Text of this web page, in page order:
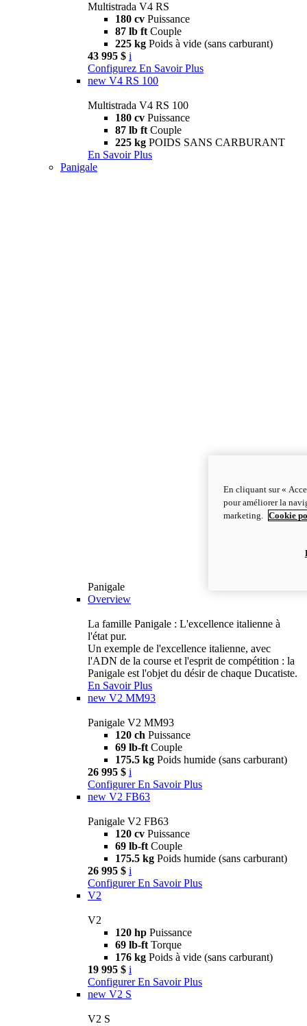
Multistrada V4 RS
180 cv Puissance
87 lb ft Couple
225 kg Poids à vide (sans carburant)
43 995 $ i
Configurez En Savoir Plus
new V4 RS 100
Multistrada V4 RS 100
180 cv Puissance
87 lb ft Couple
225 kg POIDS SANS CARBURANT
En Savoir Plus
Panigale
Panigale
Overview
La famille Panigale : L'excellence italienne à
l'état pur.
Un exemple de l'excellence italienne, avec
l'ADN de la course et l'esprit de compétition : la
Panigale est l'objet du désir de chaque Ducatiste.
En Savoir Plus
new V2 MM93
Panigale V2 MM93
120 ch Puissance
69 lb-ft Couple
175.5 kg Poids humide (sans carburant)
26 995 $ i
Configurer En Savoir Plus
new V2 FB63
Panigale V2 FB63
120 cv Puissance
69 lb-ft Couple
175.5 kg Poids humide (sans carburant)
26 995 $ i
Configurer En Savoir Plus
V2
V2
120 hp Puissance
69 lb-ft Torque
176 kg Poids à vide (sans carburant)
19 995 $ i
Configurer En Savoir Plus
new V2 S
V2 S
En cliquant sur «
pour améliorer la
marketing.
Cookie